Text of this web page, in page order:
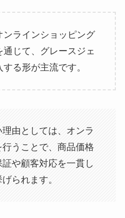
ラインショッピング
じて、グレースジェ
る形が主流です。
由としては、オンラ
うことで、商品価格
や顧客対応を一貫し
られます。